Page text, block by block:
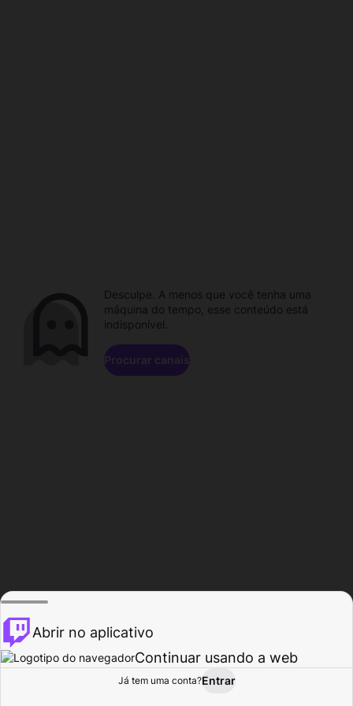
Procurar Atividade
Desculpe. A menos que você tenha uma
máquina do tempo, esse conteúdo está
indisponível.
Procurar canais
Abrir no aplicativo
Continuar usando a web
Já tem uma conta?Entrar